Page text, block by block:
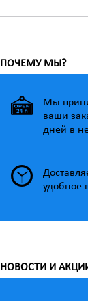
ПОЧЕМУ МЫ?
Мы
ваши
дней в
удобное
НОВОСТИ И